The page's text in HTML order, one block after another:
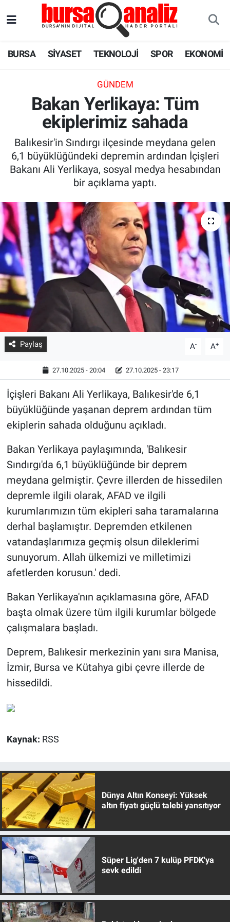
BURSA SİYASET TEKNOLOJİ SPOR EKONOMİ
GÜNDEM
Bakan Yerlikaya: Tüm
ekiplerimiz sahada
Balıkesir'in Sındırgı ilçesinde meydana gelen
6,1 büyüklüğündeki depremin ardından İçişleri
Bakanı Ali Yerlikaya, sosyal medya hesabından
bir açıklama yaptı.
Paylaş A- A+
27.10.2025 - 20:04 27.10.2025 - 23:17
İçişleri Bakanı Ali Yerlikaya, Balıkesir'de 6,1
büyüklüğünde yaşanan deprem ardından tüm
ekiplerin sahada olduğunu açıkladı.
Bakan Yerlikaya paylaşımında, 'Balıkesir
Sındırgı'da 6,1 büyüklüğünde bir deprem
meydana gelmiştir. Çevre illerden de hissedilen
depremle ilgili olarak, AFAD ve ilgili
kurumlarımızın tüm ekipleri saha taramalarına
derhal başlamıştır. Depremden etkilenen
vatandaşlarımıza geçmiş olsun dileklerimi
sunuyorum. Allah ülkemizi ve milletimizi
afetlerden korusun.' dedi.
Bakan Yerlikaya'nın açıklamasına göre, AFAD
başta olmak üzere tüm ilgili kurumlar bölgede
çalışmalara başladı.
Deprem, Balıkesir merkezinin yanı sıra Manisa,
İzmir, Bursa ve Kütahya gibi çevre illerde de
hissedildi.
Kaynak: RSS
Dünya Altın Konseyi: Yüksek
altın fiyatı güçlü talebi yansıtıyor
Süper Lig'den 7 kulüp PFDK'ya
sevk edildi
SPOR
EKONOMİ
SAĞLIK
BLOG
Süper Lig Puan Durumu ve Fikstür
Tüm Manşetler
Son Dakika Haberleri